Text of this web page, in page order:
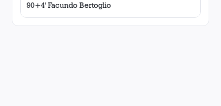
90+4' Facundo Bertoglio